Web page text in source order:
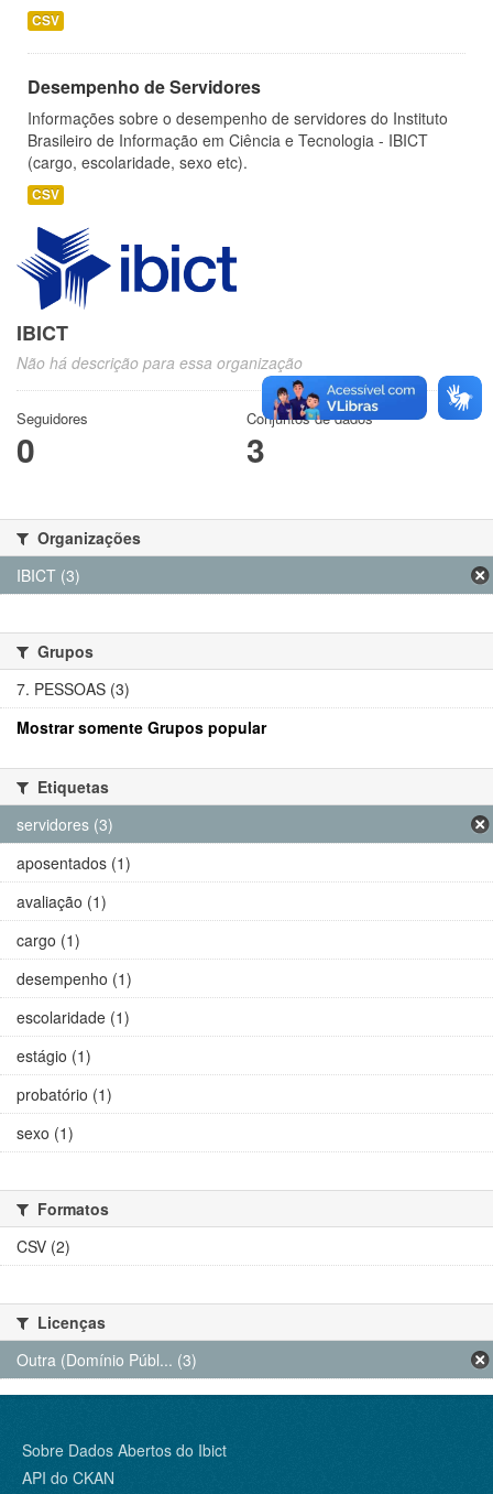
CSV
Desempenho de Servidores
Informações sobre o desempenho de servidores do Instituto
Brasileiro de Informação em Ciência e Tecnologia - IBICT
(cargo, escolaridade, sexo etc).
CSV
IBICT
Não há descrição para essa organização
Seguidores
0
Conjuntos de dados
3
Organizações
IBICT (3)
Grupos
7. PESSOAS (3)
Mostrar somente Grupos popular
Etiquetas
servidores (3)
aposentados (1)
avaliação (1)
cargo (1)
desempenho (1)
escolaridade (1)
estágio (1)
probatório (1)
sexo (1)
Formatos
CSV (2)
Licenças
Outra (Domínio Públ... (3)
Sobre Dados Abertos do Ibict
API do CKAN